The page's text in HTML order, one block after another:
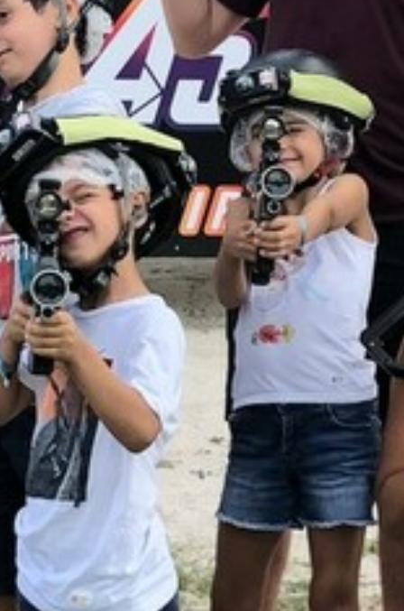
L’UFFICIO DEL TURISMO VI
ACCOGLIE
RELAX
MODULO DI CONTTATO